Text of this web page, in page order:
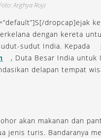
Arghya Roy)
dropcap]ejak
dengan kereta
sudut India. Kepada
, Duta Besar India untuk
delapan tempat
akan makanan dan
jenis turis. Bandaranya